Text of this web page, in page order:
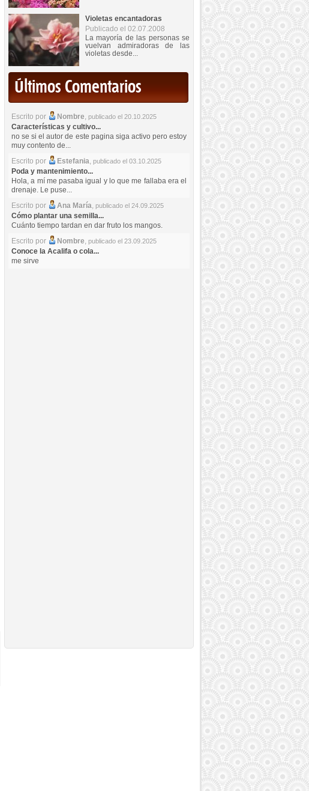
Violetas encantadoras
Publicado el 02.07.2008
La mayoría de las personas se
vuelvan admiradoras de las
violetas desde...
Últimos Comentarios
Escrito por Nombre, publicado el 20.10.2025
Características y cultivo...
no se si el autor de este pagina siga activo pero estoy
muy contento de...
Escrito por
Estefania, publicado el 03.10.2025
Poda y mantenimiento...
Hola, a mí me pasaba igual y lo que me fallaba era el
drenaje. Le puse...
Escrito por
Ana María, publicado el 24.09.2025
Cómo plantar una semilla...
Cuánto tiempo tardan en dar fruto los mangos.
Escrito por
Nombre, publicado el 23.09.2025
Conoce la Acalifa o cola...
me sirve